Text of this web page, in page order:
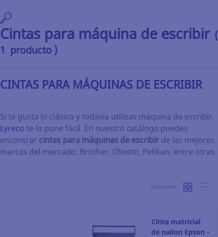
Cintas para máquina de escribir (
1 producto )
CINTAS PARA MÁQUINAS DE ESCRIBIR
Si te gusta lo clásico y todavía utilizas máquina de escribir,
Lyreco te lo pone fácil. En nuestro catálogo puedes
encontrar cintas para máquinas de escribir de las mejores
marcas del mercado: Brother, Olivetti, Pelikan, entre otras.
VISUALIZAR:
Cinta matricial
de nailon Epson -